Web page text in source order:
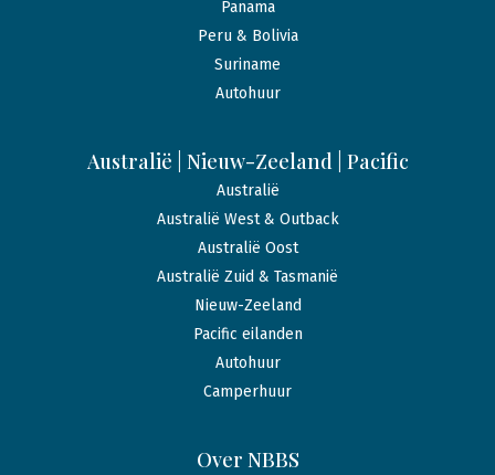
Panama
Peru & Bolivia
Suriname
Autohuur
Australië | Nieuw-Zeeland | Pacific
Australië
Australië West & Outback
Australië Oost
Australië Zuid & Tasmanië
Nieuw-Zeeland
Pacific eilanden
Autohuur
Camperhuur
Over NBBS